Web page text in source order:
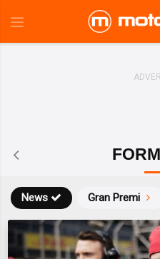
News Gran Premi